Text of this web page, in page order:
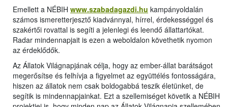
Emellett a NÉBIH www.szabadagazdi.hu kampányoldalán
számos ismeretterjesztő kiadvánnyal, hírrel, érdekességgel és
szakértői rovattal is segíti a jelenlegi és leendő állattartókat.
Radar mindennapjait is ezen a weboldalon követhetik nyomon
az érdeklődők.
Az Állatok Világnapjának célja, hogy az ember-állat barátságot
megerősítse és felhívja a figyelmet az együttélés fontosságára,
hiszen az állatok nem csak boldogabbá teszik életünket, de
segítik is mindennapjainkat. Ezt a szellemiséget követik a NÉBIH